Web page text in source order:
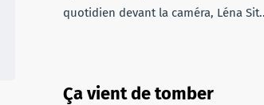
quotidien devant la caméra, Léna
Ça vient de tomber